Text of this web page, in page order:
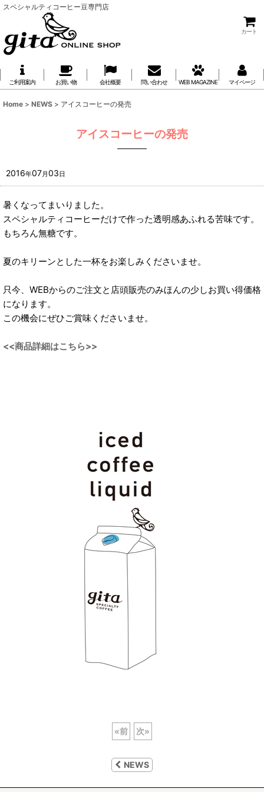
スペシャルティコーヒー豆専門店
カート
ご利用案内 お買い物 会社概要 問い合わせ WEB MAGAZINE マイページ
Home > NEWS > アイスコーヒーの発売
アイスコーヒーの発売
2016年07月03日
暑くなってまいりました。
スペシャルティコーヒーだけで作った透明感あふれる苦味です。
もちろん無糖です。
夏のキリーンとした一杯をお楽しみくださいませ。
只今、WEBからのご注文と店頭販売のみほんの少しお買い得価格
になります。
この機会にぜひご賞味くださいませ。
<<商品詳細はこちら>>
«前 次»
NEWS